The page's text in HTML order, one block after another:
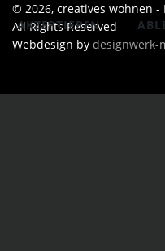
© 2026, creatives wohnen -
All Rights Reserved
Webdesign by designwerk-
AKZEPTIEREN